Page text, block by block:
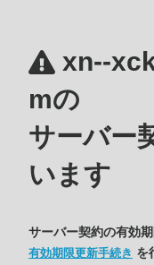
xn--
mの
サーバー
います
サーバー契約の有効
有効期限更新手続き を